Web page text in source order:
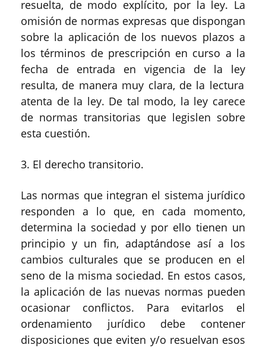
resuelta, de modo explícito, por la ley. La
omisión de normas expresas quedispongan
sobre la aplicación de los nuevos plazos a
los términos de prescripción en curso a la
fecha de entrada en vigencia de la ley
resulta, de manera muy clara, de la lectura
atenta de la ley. De tal modo, la ley carece
de normas transitorias que legislen sobre
esta cuestión.
3. El derecho transitorio.
Las normas que integran el sistema jurídico
responden a lo que, en cada momento,
determina la sociedad y por ello tienen un
principio y un fin, adaptándose así a los
cambios culturales que se producen en el
seno de la misma sociedad. En estos casos,
la aplicación de las nuevas normas pueden
ocasionar conflictos. Para evitarlos el
ordenamiento jurídico debe contener
disposiciones que eviten y/o resuelvan esos